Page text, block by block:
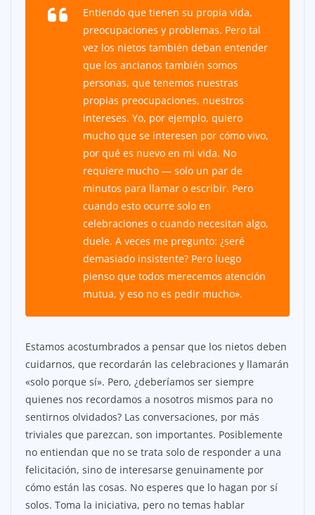
Entiendo que tienen su propia vida,
preocupaciones y problemas. Pero tal
vez los nietos también deban entender
que los ancianos también somos
personas, que tenemos nuestras
propias preocupaciones, nuestros
intereses. Yo, por ejemplo, quiero
mucho que se interesen por cómo vivo,
por qué es nuevo en mi vida. No
requiere mucho — solo un par de
minutos para llamar o escribir. Pero
cuando esto ocurre solo en
celebraciones o cuando necesitan algo,
duele. A veces me pregunto: ¿seré
demasiado insistente? Pero luego
pienso que todos merecemos atención
mutua, y eso no es pedir mucho».
Estamos acostumbrados a pensar que los nietos deben
cuidarnos, que recordarán las celebraciones y llamarán
«solo porque sí». Pero, ¿deberíamos ser siempre
quienes nos recordamos a nosotros mismos para no
sentirnos olvidados? Las conversaciones, por más
triviales que parezcan, son importantes. Posiblemente
no entiendan que no se trata solo de responder a una
felicitación, sino de interesarse genuinamente por
cómo están las cosas. No esperes que lo hagan por sí
solos. Toma la iniciativa, pero no temas hablar